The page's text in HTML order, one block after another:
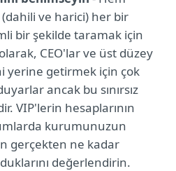
(dahili ve harici) her bir
bir şekilde taramak için
CEO'lar ve üst düzey
yerine getirmek için çok
ancak bu sınırsız
VIP'lerin hesaplarının
kurumunuzun
gerçekten ne kadar
değerlendirin.